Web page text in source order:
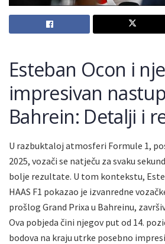
Esteban Ocon i
impresivan
Bahrein: Detalji i
U razbuktaloj atmosferi Formule 1,
2025, vozači se natječu za svaku
bolje rezultate. U tom kontekstu,
HAAS F1 pokazao je izvanredne
prošlog Grand Prixa u Bahreinu,
Ova pobjeda čini njegov put od 14.
bodova na kraju utrke posebno